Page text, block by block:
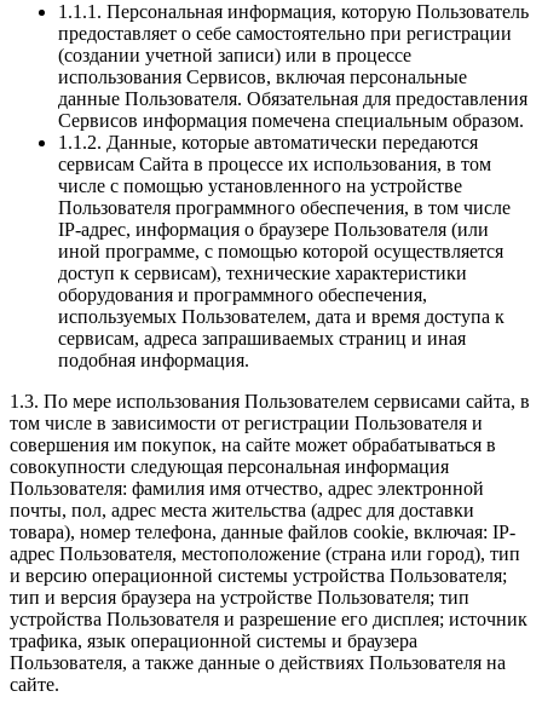
1.1.1. Персональная информация, которую Пользователь
предоставляет о себе самостоятельно при регистрации
(создании учетной записи) или в процессе
использования Сервисов, включая персональные
данные Пользователя. Обязательная для предоставления
Сервисов информация помечена специальным образом.
1.1.2. Данные, которые автоматически передаются
сервисам Сайта в процессе их использования, в том
числе с помощью установленного на устройстве
Пользователя программного обеспечения, в том числе
IP-адрес, информация о браузере Пользователя (или
иной программе, с помощью которой осуществляется
доступ к сервисам), технические характеристики
оборудования и программного обеспечения,
используемых Пользователем, дата и время доступа к
сервисам, адреса запрашиваемых страниц и иная
подобная информация.
1.3. По мере использования Пользователем сервисами сайта, в
том числе в зависимости от регистрации Пользователя и
совершения им покупок, на сайте может обрабатываться в
совокупности следующая персональная информация
Пользователя: фамилия имя отчество, адрес электронной
почты, пол, адрес места жительства (адрес для доставки
товара), номер телефона, данные файлов cookie, включая: IP-
адрес Пользователя, местоположение (страна или город), тип
и версию операционной системы устройства Пользователя;
тип и версия браузера на устройстве Пользователя; тип
устройства Пользователя и разрешение его дисплея; источник
трафика, язык операционной системы и браузера
Пользователя, а также данные о действиях Пользователя на
сайте.